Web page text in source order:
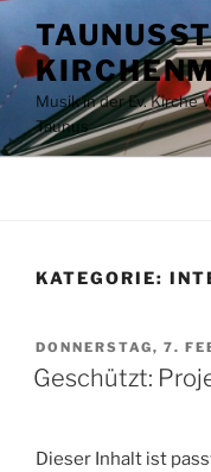
Inhalt
springen
Musik in der Ev. Kirche
Taunus
KATEGORIE:
VERÖFFENTLICHT
AM
DONNERSTAG, 7.
Geschützt:
Dieser Inhalt ist